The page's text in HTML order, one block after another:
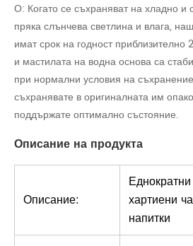
О: Когато се съхраняват на хладно и
пряка слънчева светлина и влага,
имат срок на годност приблизително
и мастилата на водна основа са
при нормални условия на
съхранявате в оригиналната им
поддържате оптимално състояние.
Описание на продукта
Описание:
хартиени
напитки